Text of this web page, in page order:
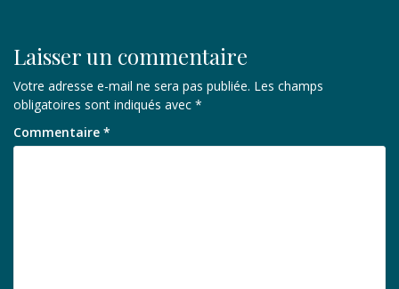
Laisser un commentaire
Votre adresse e-mail ne sera pas publiée. Les champs
obligatoires sont indiqués avec *
Commentaire *